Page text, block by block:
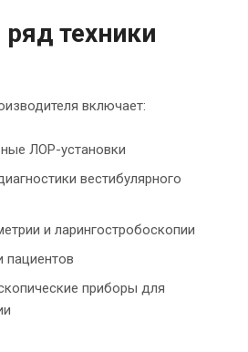
техники
включает:
ЛОР-установки
вестибулярного
и ларингостробоскопии
пациентов
приборы для